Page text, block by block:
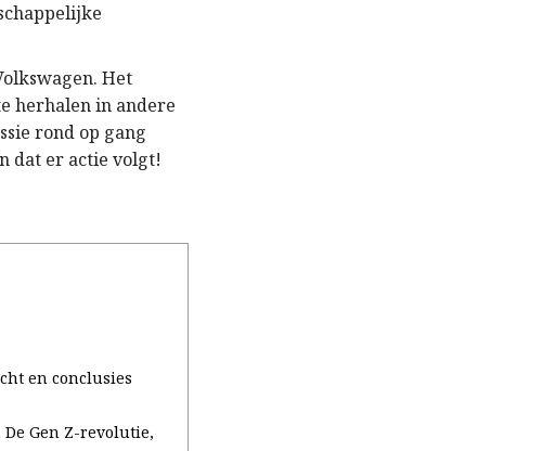
Het
herhalen in andere
rond op gang
dat er actie volgt!
en conclusies
Gen Z-revolutie,